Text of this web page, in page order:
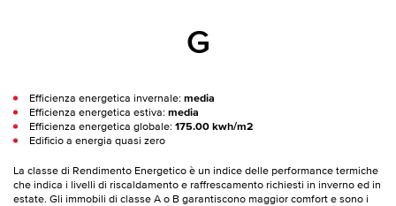
G
Efficienza energetica invernale: media
Efficienza energetica estiva: media
Efficienza energetica globale: 175.00 kwh/m2
Edificio a energia quasi zero
La classe di Rendimento Energetico è un indice delle performance termiche
che indica i livelli di riscaldamento e raffrescamento richiesti in inverno ed in
estate. Gli immobili di classe A o B garantiscono maggior comfort e sono i